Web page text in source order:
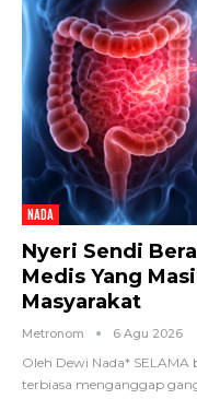
NADA
Nyeri Sendi
Medis Yang
Masyarakat
Metronom 6 Agu 2026
Oleh Dewi Nada* SELAMA
terbiasa menganggap